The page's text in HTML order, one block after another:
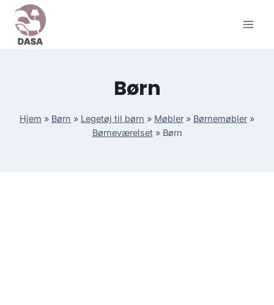
Skip
content
Børn
Hjem » Børn » Legetøj til børn » Møbler » Børnemøbler »
Børneværelset» Børn